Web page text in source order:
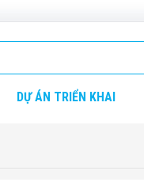
DỰ ÁN TRIỂN KHAI